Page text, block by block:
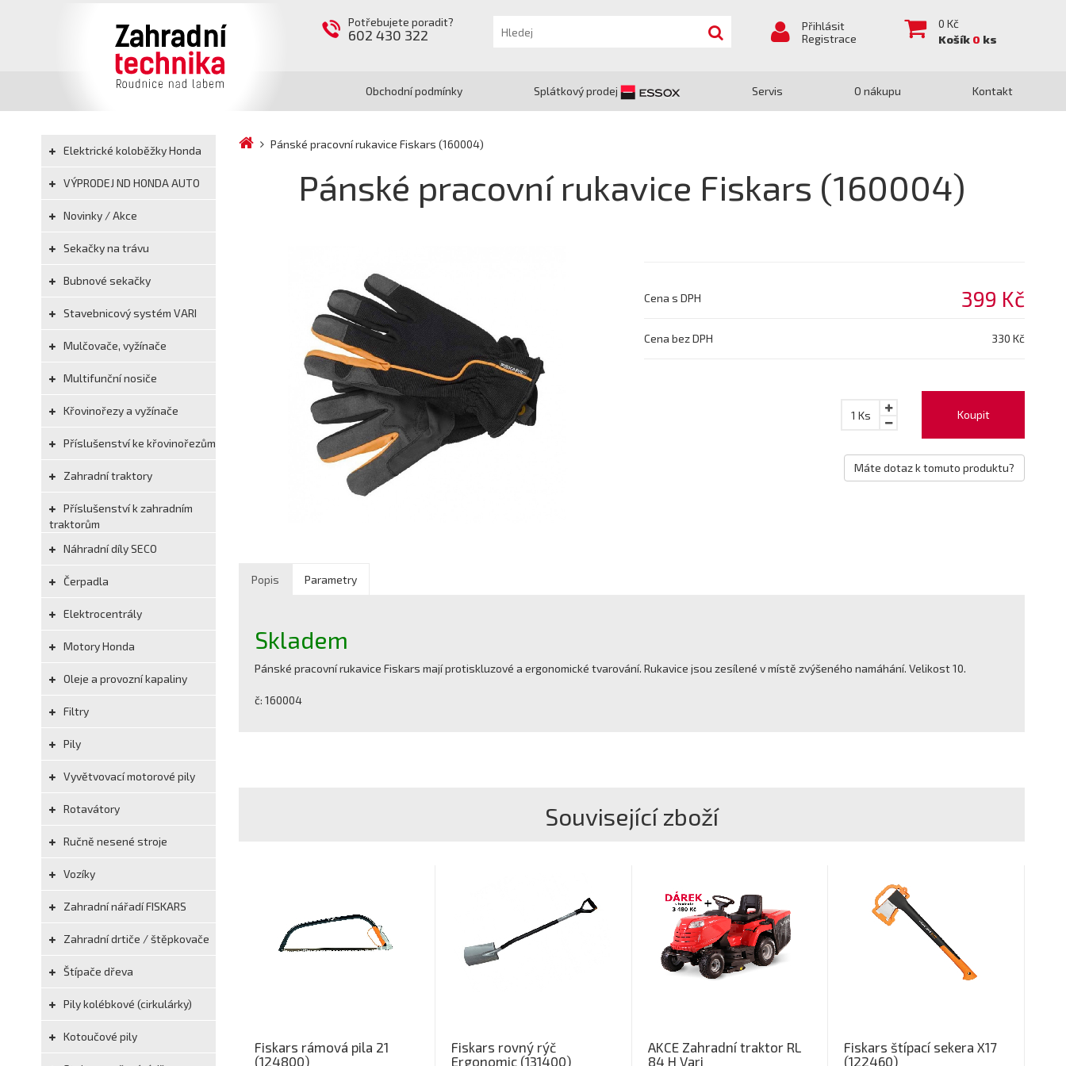
Potřebujete poradit?
602 430 322
Přihlásit
Registrace
0 Kč
Košík 0 ks
Obchodní podmínky Splátkový prodej Servis O nákupu Kontakt
Elektrické koloběžky Honda
VÝPRODEJ ND HONDA AUTO
Novinky / Akce
Sekačky na trávu
Bubnové sekačky
Stavebnicový systém VARI
Mulčovače, vyžínače
Multifunční nosiče
Křovinořezy a vyžínače
Příslušenství ke křovinořezům
Zahradní traktory
Příslušenství k zahradním
traktorům
Náhradní díly SECO
Čerpadla
Elektrocentrály
Motory Honda
Oleje a provozní kapaliny
Filtry
Pily
Vyvětvovací motorové pily
Rotavátory
Ručně nesené stroje
Vozíky
Zahradní nářadí FISKARS
Zahradní drtiče / štěpkovače
Štípače dřeva
Pily kolébkové (cirkulárky)
Kotoučové pily
Pánské pracovní rukavice Fiskars (160004)
Pánské pracovní rukavice Fiskars (160004)
Cena s DPH 399 Kč
Cena bez DPH 330 Kč
Koupit
1 Ks
Máte dotaz k tomuto produktu?
Popis Parametry
Skladem
Pánské pracovní rukavice Fiskars mají protiskluzové a ergonomické tvarování. Rukavice jsou zesílené v místě zvýšeného namáhání. Velikost 10.
č: 160004
Související zboží
Fiskars rámová pila 21
(124800)
Fiskars rovný rýč
Ergonomic (131400)
AKCE Zahradní traktor RL
84 H Vari
Fiskars štípací sekera X17
(122460)